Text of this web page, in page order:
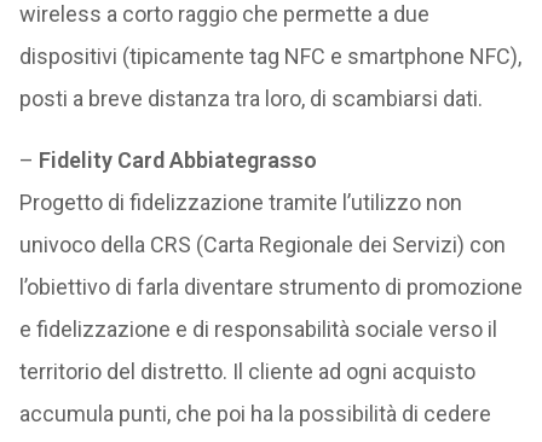
wireless a corto raggio che permette a due
dispositivi (tipicamente tag NFC e smartphone NFC),
posti a breve distanza tra loro, di scambiarsi dati.
– Fidelity Card Abbiategrasso
Progetto di fidelizzazione tramite l’utilizzo non
univoco della CRS (Carta Regionale dei Servizi) con
l’obiettivo di farla diventare strumento di promozione
e fidelizzazione e di responsabilità sociale verso il
territorio del distretto. Il cliente ad ogni acquisto
accumula punti, che poi ha la possibilità di cedere